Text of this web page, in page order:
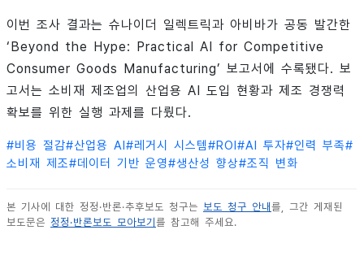
이번 조사 결과는 슈나이더 일렉트릭과 아비바가 공동 발간한
‘Beyond the Hype: Practical AI for Competitive
Consumer Goods Manufacturing’ 보고서에 수록됐다. 보
고서는 소비재 제조업의 산업용 AI 도입 현황과 제조 경쟁력
확보를 위한 실행 과제를 다뤘다.
#비용 절감#산업용 AI#레거시 시스템#ROI#AI 투자#인력 부족#
소비재 제조#데이터 기반 운영#생산성 향상#조직 변화
본 기사에 대한 정정·반론·추후보도 청구는 보도 청구 안내 를, 그간 게재된
보도문은 정정·반론보도 모아보기 를 참고해 주세요.